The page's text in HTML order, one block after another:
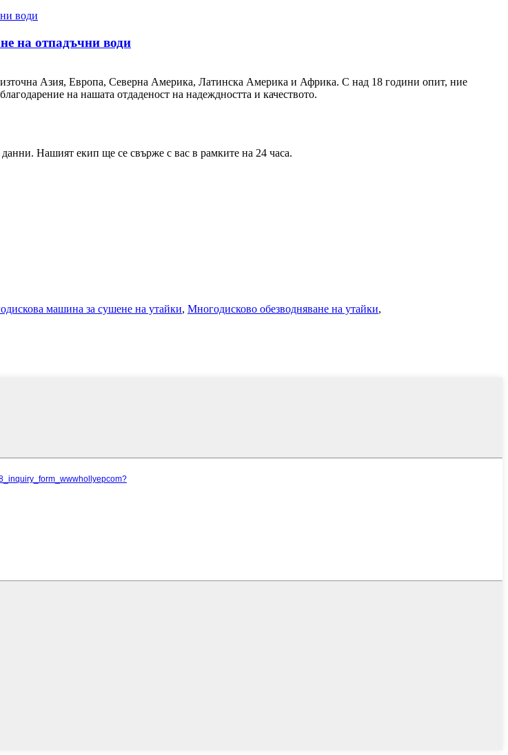
на отпадъчни води
Азия, Европа, Северна Америка, Латинска Америка и Африка. С над 18 години опит, ние
на нашата отдаденост на надеждността и качеството.
Нашият екип ще се свърже с вас в рамките на 24 часа.
машина за сушене на утайки, Многодисково обезводняване на утайки,